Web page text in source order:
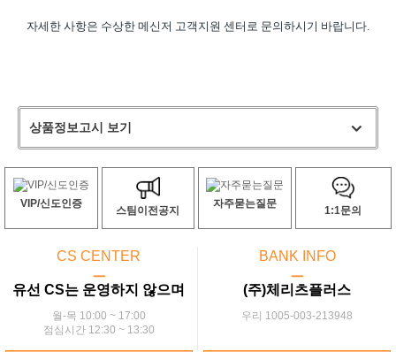
자세한 사항은 수상한 메신저 고객지원 센터로 문의하시기 바랍니다.
상품정보고시 보기
VIP/신도인증
스팀이전공지
자주묻는질문
1:1문의
CS CENTER
ㅡ
유선 CS는 운영하지 않으며
월-목 10:00 ~ 17:00
점심시간 12:30 ~ 13:30
BANK INFO
ㅡ
(주)체리츠플러스
우리 1005-003-213948